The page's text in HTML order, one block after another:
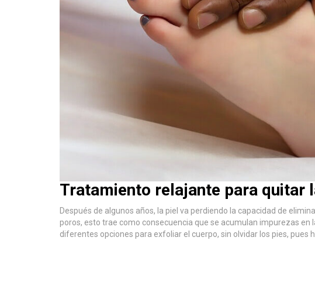
Tratamiento relajante para quitar
Después de algunos años, la piel va perdiendo la capacidad de
poros, esto trae como consecuencia que se acumulan impurezas en
diferentes opciones para exfoliar el cuerpo, sin olvidar los pies, pues